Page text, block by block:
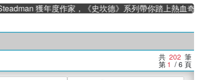
年度作家，《史坎德》系列帶你踏上熱血奇幻旅程
共 202 筆
第 1 / 6 頁